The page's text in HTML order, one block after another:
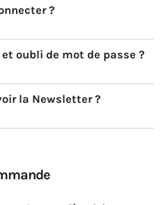
?
oubli de mot de passe ?
la Newsletter ?